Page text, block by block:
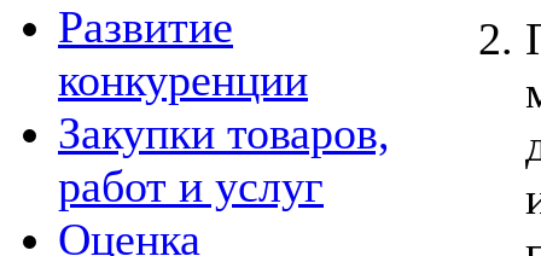
Развитие
конкуренции
Закупки товаров,
работ и услуг
Оценка